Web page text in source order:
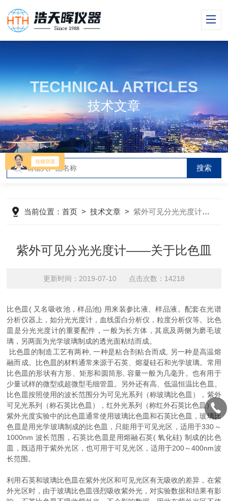
TECHNICAL ARTICLES
技术文章
当前位置：首页 >技术文章 >紫外可见分光光度计——关于比色皿
紫外可见分光光度计——关于比色皿
更新时间：2019-07-10 点击次数：14218
比色皿( 又名吸收池，样品池) 用来装参比液、样品液。配套在光谱
分析仪器上，如分光光度计，血线蛋白分析仪，粒度分析仪等。比色
皿是分光光度计的重要配件，一般为长方体，其底及两侧为磨毛玻
璃，另两面为光学玻璃制成的透光面粘结而成。
比色皿的制造工艺有两种, 一种是粘合剂粘合而成, 另一种是高温熔
融而成。比色皿的材料通常来源于石英、熔凝硅石和光学玻璃。常用
比色皿的形状有方形、矩形和圆筒形, 容量一般为几毫升。也有用于
少量试样的微型或超微型毛细管皿。另外还有高、低温恒温比色皿。
比色皿按照使用的波长范围分为可见光系列（称玻璃比色皿），紫外
可见光系列（称石英比色皿），红外光系列（称红外石英比色皿）。
紫外光度实验中的比色皿通常使用玻璃比色皿和石英比色皿，玻璃比
色皿是用光学玻璃制成的比色皿，只能用于可见光区，适用于330～
1000nm 波长范围，石英比色皿是用熔融石英( 氧化硅) 制成的比色
皿，既适用于紫外光区，也可用于可见光区，适用于200～400nm波
长范围。
利用石英和玻璃比色皿在紫外光区和可见光区有无吸收的差异，在紫
外光区时，由于玻璃比色皿强烈吸收紫外光，对实验数据和结果有影